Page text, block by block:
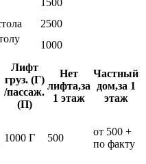
2500
1000
Лифт
груз. (Г)
/пассаж.
(П)
Нет
лифта,за
1 этаж
Частный
дом,за 1
этаж
1000 Г 500
от 500 +
по факту